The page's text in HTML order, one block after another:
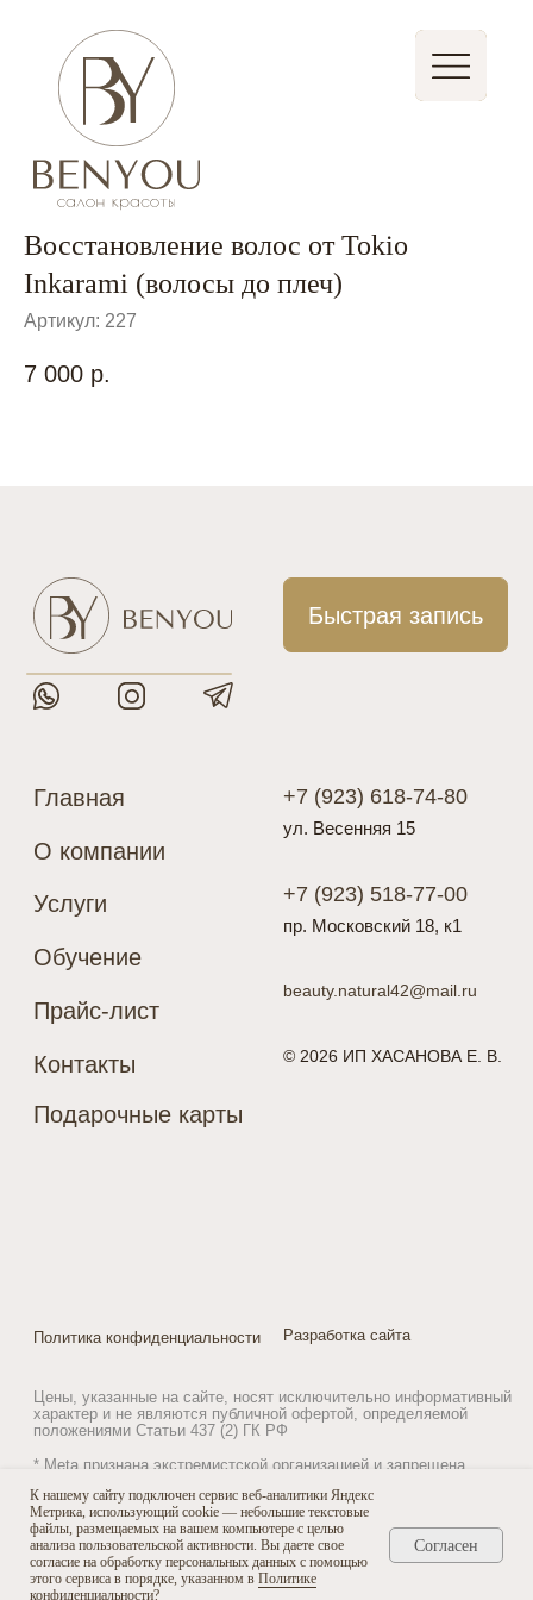
Записаться
Восстановление волос от Tokio
Inkarami (волосы до плеч)
Артикул: 227
7 000 р.
Услуги
Политика конфиденциальности
О компании
Подарочные карты
Обучение
Цены, указанные на сайте, носят исключительно информативный
характер и не являются публичной офертой, определяемой
положениями Статьи 437 (2) ГК РФ
beauty.natural42@mail.ru
Стать партнером
на территории России
К нашему сайту подключен сервис веб-аналитики Яндекс
Метрика, использующий cookie — небольшие текстовые
файлы, размещаемых на вашем компьютере с целью
анализа пользовательской активности. Вы даете свое
согласие на обработку персональных данных с помощью
этого сервиса в порядке, указанном в Политике
конфиденциальности?
Согласен